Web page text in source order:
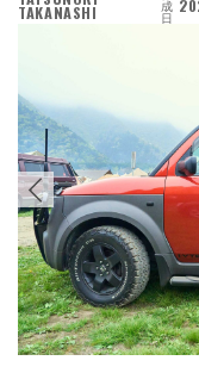
TAKANASHI 成
日